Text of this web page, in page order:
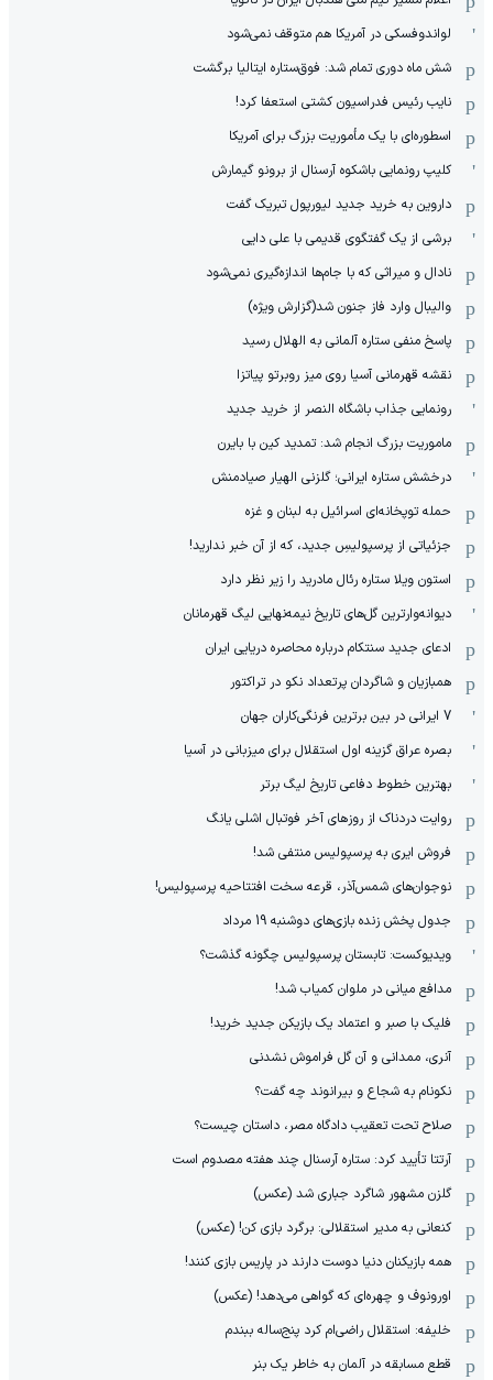
لواندوفسکی در آمریکا هم متوقف نمی‌شود
شش ماه دوری تمام شد: فوق‌ستاره ایتالیا برگشت
نایب رئیس فدراسیون کشتی استعفا کرد!
اسطوره‌ای با یک مأموریت بزرگ برای آمریکا
کلیپ رونمایی باشکوه آرسنال از برونو گیمارش
داروین به خرید جدید لیورپول تبریک گفت
برشی از یک گفتگوی قدیمی با علی دایی
نادال و میراثی که با جام‌ها اندازه‌گیری نمی‌شود
والیبال وارد فاز جنون شد(گزارش ویژه)
پاسخ منفی ستاره آلمانی به الهلال رسید
نقشه قهرمانی آسیا روی میز روبرتو پیاتزا
رونمایی جذاب باشگاه النصر از خرید جدید
ماموریت بزرگ انجام شد: تمدید کین با بایرن
درخشش ستاره ایرانی؛ گلزنی الهیار صیادمنش
حمله توپخانه‌ای اسرائیل به لبنان و غزه
جزئیاتی از پرسپولیسِ جدید، که از آن ‌خبر ندارید!
استون ویلا ستاره رئال مادرید را زیر نظر دارد
دیوانه‌وارترین گل‌های تاریخ نیمه‌نهایی لیگ قهرمانان
ادعای جدید سنتکام درباره محاصره دریایی ایران
همبازیان و شاگردان پرتعداد نکو در تراکتور
7 ایرانی در بین برترین فرنگی‌کاران جهان
بصره عراق گزینه اول استقلال برای میزبانی در آسیا
بهترین خطوط دفاعی تاریخ لیگ برتر
روایت دردناک از روزهای آخر فوتبال اشلی یانگ
فروش ایری به پرسپولیس منتفی شد!
نوجوان‌های شمس‌آذر، قرعه سخت افتتاحیه پرسپولیس!
جدول پخش زنده بازی‌های دوشنبه 19 مرداد
ویدیوکست: تابستان پرسپولیس چگونه گذشت؟
مدافع میانی در ملوان کمیاب شد!
فلیک با صبر و اعتماد یک بازیکن جدید خرید!
آنری، ممدانی و آن گل فراموش نشدنی
نکونام به شجاع و بیرانوند چه گفت؟
صلاح تحت تعقیب دادگاه مصر، داستان چیست؟
آرتتا تأیید کرد: ستاره آرسنال چند هفته مصدوم است
گلزن مشهور شاگرد جباری شد (عکس)
کنعانی به مدیر استقلالی: برگرد بازی کن! (عکس)
همه بازیکنان دنیا دوست دارند در پاریس بازی کنند!
اورونوف و چهره‌ای که گواهی می‌دهد! (عکس)
خلیفه: استقلال راضی‌ام کرد پنج‌ساله ببندم
قطع مسابقه در آلمان به خاطر یک بنر